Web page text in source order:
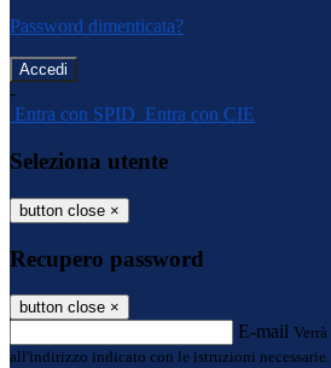
Password dimenticata?
-
Entra con SPID Entra con CIE
Seleziona utente
button close ×
Recupero password
button close ×
E-mail
all'indirizzo indicato con le istruzioni necessarie.